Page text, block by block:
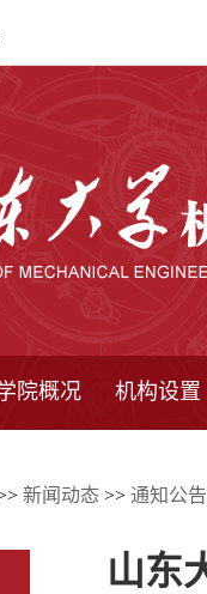
院概况 机构设置
新闻动态 >> 通知公告
山东